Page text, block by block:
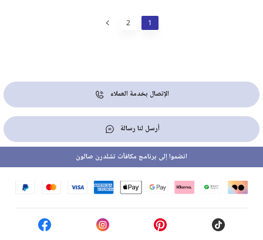
1
2
الإتصال بخدمة العملاء
أرسل لنا رسالة
انضموا إلى برنامج مكافآت تشلدرن صالون